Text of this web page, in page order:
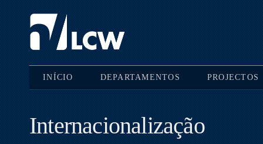
INÍCIO DEPARTAMENTOS PROJECTOS
Internacionalização